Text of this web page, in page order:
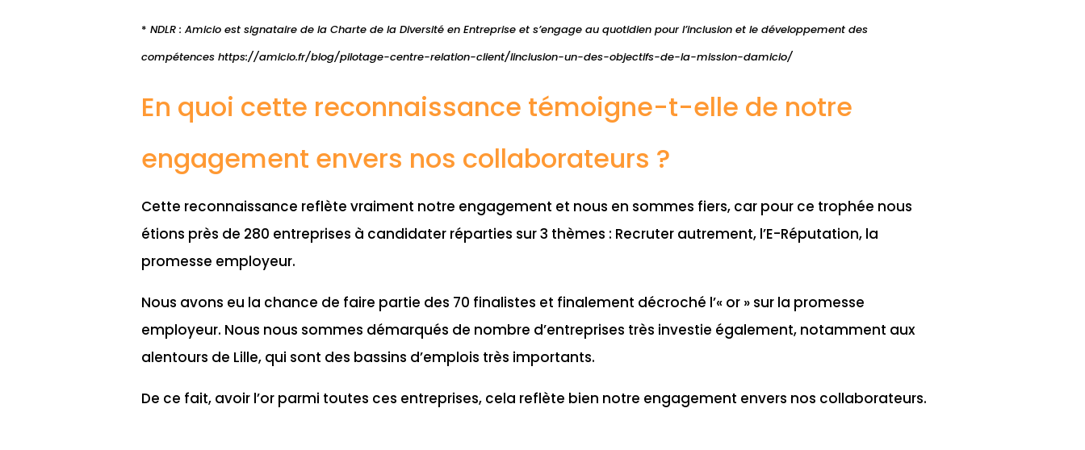
* NDLR : Amicio est signataire de la Charte de la Diversité en Entreprise et s’engage au quotidien pour l’inclusion et le développement des
compétences https://amicio.fr/blog/pilotage-centre-relation-client/linclusion-un-des-objectifs-de-la-mission-damicio/
En quoi cette reconnaissance témoigne-t-elle de notre
engagement envers nos collaborateurs ?
Cette reconnaissance reflète vraiment notre engagement et nous en sommes fiers, car pour ce trophée nous
étions près de 280 entreprises à candidater réparties sur 3 thèmes : Recruter autrement, l’E-Réputation, la
promesse employeur.
Nous avons eu la chance de faire partie des 70 finalistes et finalement décroché l’« or » sur la promesse
employeur. Nous nous sommes démarqués de nombre d’entreprises très investie également, notamment aux
alentours de Lille, qui sont des bassins d’emplois très importants.
De ce fait, avoir l’or parmi toutes ces entreprises, cela reflète bien notre engagement envers nos collaborateurs.